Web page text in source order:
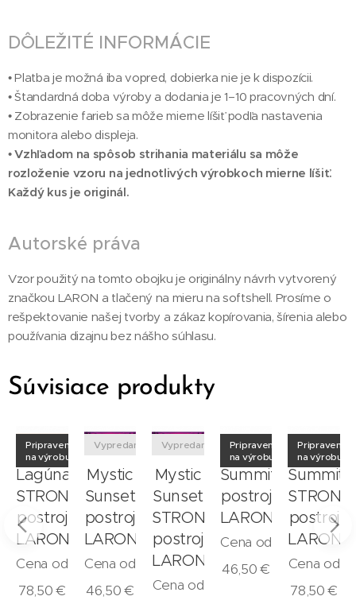
DÔLEŽITÉ INFORMÁCIE
• Platba je možná iba vopred, dobierka nie je k dispozícii.
• Štandardná doba výroby a dodania je 1–10 pracovných dní.
• Zobrazenie farieb sa môže mierne líšiť podľa nastavenia
monitora alebo displeja.
•Vzhľadom na spôsob strihania materiálu sa môže
rozloženie vzoru na jednotlivých výrobkoch mierne líšiť.
Každý kus je originál.
Autorské práva
Vzor použitý na tomto obojku je originálny návrh vytvorený
značkou LARON a tlačený na mieru na softshell. Prosíme o
rešpektovanie našej tvorby a zákaz kopírovania, šírenia alebo
používania dizajnu bez nášho súhlasu.
Súvisiace produkty
Lagúna
STRONG
postroj
LARON
Pripravené
na výrobu
Cena od
78,50€
Mystic
Sunset
postroj
LARON
Vypredané
Cena od
46,50€
Mystic
Sunset
STRONG
postroj
LARON
Vypredané
Cena od
Summit
postroj
LARON
Pripravené
na výrobu
Cena od
46,50€
Summit
STRONG
postroj
LARON
Pripravené
na výrobu
Cena od
78,50€